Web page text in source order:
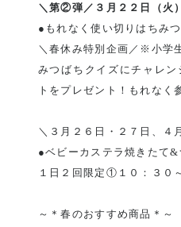
＼第②弾／３月２２日（火
●もれなく使い切りはちみ
＼春休み特別企画／※小学
みつばちクイズにチャレ
トをプレゼント！もれなく
＼３月２６日・２７日、４
●ベビーカステラ焼きたて
１日２回限定①１０：３０
～＊春のおすすめ商品＊～